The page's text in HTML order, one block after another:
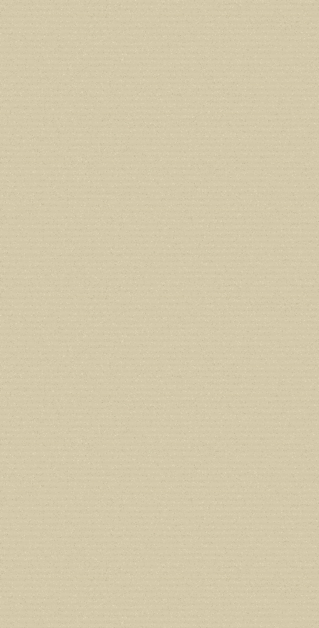
Deprecated: Creation of dynamic
deprecated in/home/users/confidit/
line 179
Deprecated: Creation of dynamic
in /home/users/confidit/www/cms/
Deprecated: Creation of dynamic
deprecated in/home/users/confidit/
line210
Deprecated: Creation of dynamic
deprecated in /home/users/confidit/
line 212
Deprecated: Creation of dynamic
deprecated in/home/users/confidit/
line213
Deprecated: Creation of dynamic
/home/users/confidit/www/cms/
Deprecated: Creation of dynamic
in/home/users/confidit/www/cms/